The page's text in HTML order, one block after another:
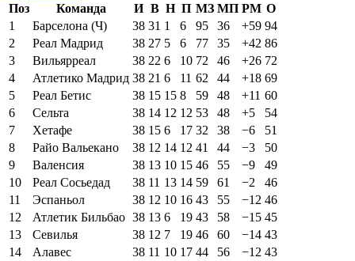
Поз
Команда И В Н П МЗ МП РМ О
1
Барселона (Ч) 38 31 1 6 95 36 +59 94
2
Реал Мадрид 38 27 5 6 77 35 +42 86
3
Вильярреал 38 22 6 10 72 46 +26 72
4
Атлетико Мадрид 38 21 6 11 62 44 +18 69
5
Реал Бетис 38 15 15 8 59 48 +11 60
6
Сельта 38 14 12 12 53 48 +5
54
7
Хетафе 38 15 6 17 32 38 −6
51
8
Райо Вальекано 38 12 14 12 41 44 −3
50
9
Валенсия 38 13 10 15 46 55 −9
49
10
Реал Сосьедад 38 11 13 14 59 61 −2
46
11
Эспаньол 38 12 10 16 43 55 −12 46
12
Атлетик Бильбао 38 13 6 19 43 58 −15 45
13
Севилья 38 12 7 19 46 60 −14 43
14
Алавес 38 11 10 17 44 56 −12 43